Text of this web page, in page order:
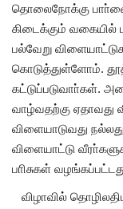
தொலைநோக்கு
கிடைக்கும் வகையில்
பல்வேறு
கொடுத்துள்ளோம்.
கட்டுப்படுவாா்கள்.
வாழ்வதற்கு ஏதாவது
விளையாடுவது
விளையாட்டு
பாிசுகள்
விழாவில்